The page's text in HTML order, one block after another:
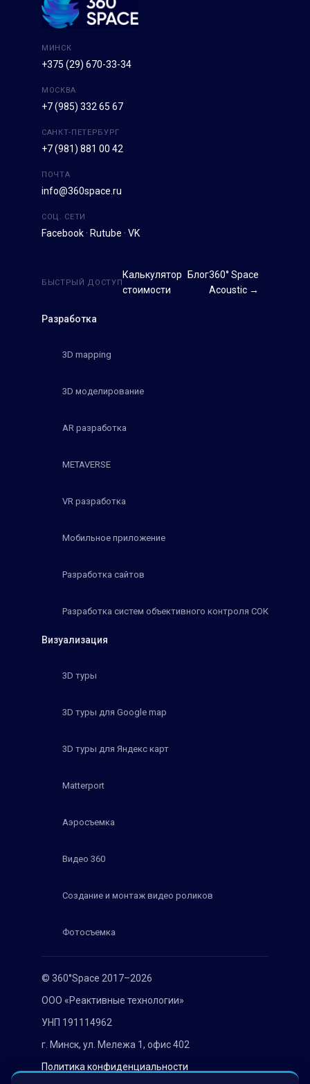
© 360°Space 2017–2026
ООО «Реактивные технологии»
УНП 191114962
г. Минск, ул. Мележа 1, офис 402
Политика конфиденциальности
МИНСК
+375 (29) 670-33-34
МОСКВА
+7 (985) 332 65 67
САНКТ-ПЕТЕРБУРГ
+7 (981) 881 00 42
ПОЧТА
info@360space.ru
СОЦ. СЕТИ
Facebook · Rutube · VK
Разработка
3D mapping
3D моделирование
AR разработка
METAVERSE
VR разработка
Мобильное приложение
Разработка сайтов
Разработка систем объективного контроля СОК
Визуализация
3D туры
3D туры для Google map
3D туры для Яндекс карт
Matterport
Аэросъемка
Видео 360
Создание и монтаж видео роликов
Фотосъемка
БЫСТРЫЙ ДОСТУП
Калькулятор
стоимости
Блог360° Space
Acoustic →